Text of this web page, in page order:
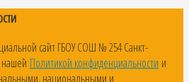
сайт ГБОУ СОШ № 254 Санкт-
нашей Политикой конфиденциальности и
национальными и